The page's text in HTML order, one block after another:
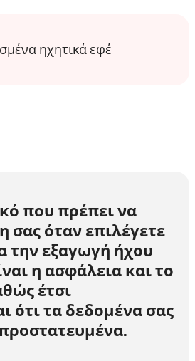
ηχητικά εφέ
που πρέπει να
σας όταν επιλέγετε
την εξαγωγή ήχου
η ασφάλεια και το
έτσι
ότι τα δεδομένα σας